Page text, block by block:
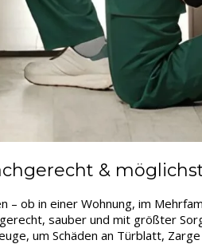
&
ob in einer Wohnung, im
sauber und mit größter
um Schäden an Türblatt,